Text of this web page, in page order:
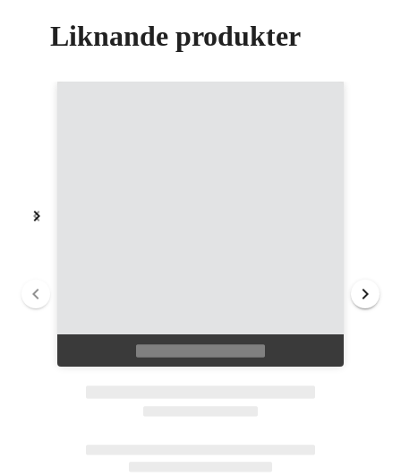
Liknande produkter